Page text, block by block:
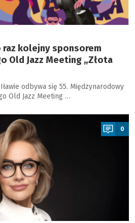
raz kolejny sponsorem
Old Jazz Meeting „Złota
odbywa się 55. Międzynarodowy
Old Jazz Meeting …
0